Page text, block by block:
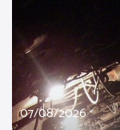
07/08/2026